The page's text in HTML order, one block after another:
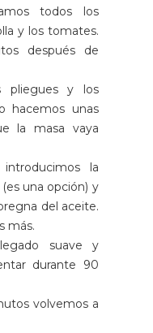
todos los
y los tomates.
después de
pliegues y los
hacemos unas
la masa vaya
la
una opción) y
del aceite.
más.
suave y
durante 90
volvemos a